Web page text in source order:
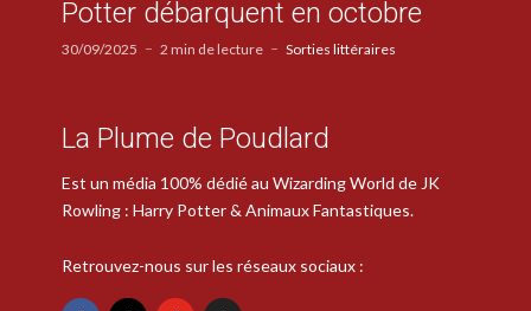
Potter débarquent en octobre
30/09/2025 2 min de lecture Sorties littéraires
La Plume de Poudlard
Est un média 100% dédié au Wizarding World de JK
Rowling : Harry Potter & Animaux Fantastiques.
Retrouvez-nous sur les réseaux sociaux :